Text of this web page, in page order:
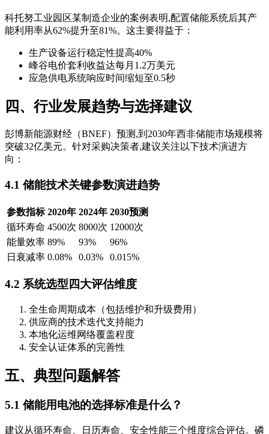
科托努工业园区某制造企业的案例表明,配置储能系统后其产
能利用率从62%提升至81%。这主要得益于：
生产设备运行稳定性提高40%
峰谷电价套利收益达每月1.2万美元
应急供电系统响应时间缩短至0.5秒
四、行业发展趋势与选择建议
彭博新能源财经（BNEF）预测,到2030年西非储能市场规模将
突破32亿美元。针对采购决策者,建议关注以下技术演进方
向：
4.1 储能技术关键参数演进趋势
参数指标 2020年 2024年 2030预测
循环寿命 4500次 8000次 12000次
能量效率 89% 93%
96%
日衰减率 0.08% 0.03% 0.015%
4.2 系统选型四大评估维度
全生命周期成本（包括维护和升级费用）
供应商的技术迭代支持能力
本地化运维网络覆盖程度
安全认证体系的完善性
五、典型问题解答
5.1 储能用电池的选择标准是什么？
建议从循环寿命、日历寿命、安全性能三个维度综合评估。磷